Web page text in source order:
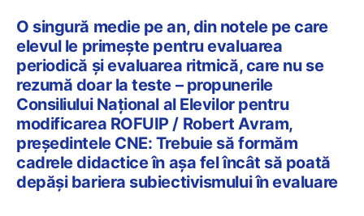
O singură medie pe an, din notele pe care
elevul le primește pentru evaluarea
periodică și evaluarea ritmică, care nu se
rezumă doar la teste – propunerile
Consiliului Național al Elevilor pentru
modificarea ROFUIP / Robert Avram,
președintele CNE: Trebuie să formăm
cadrele didactice în așa fel încât să poată
depăși bariera subiectivismului în evaluare